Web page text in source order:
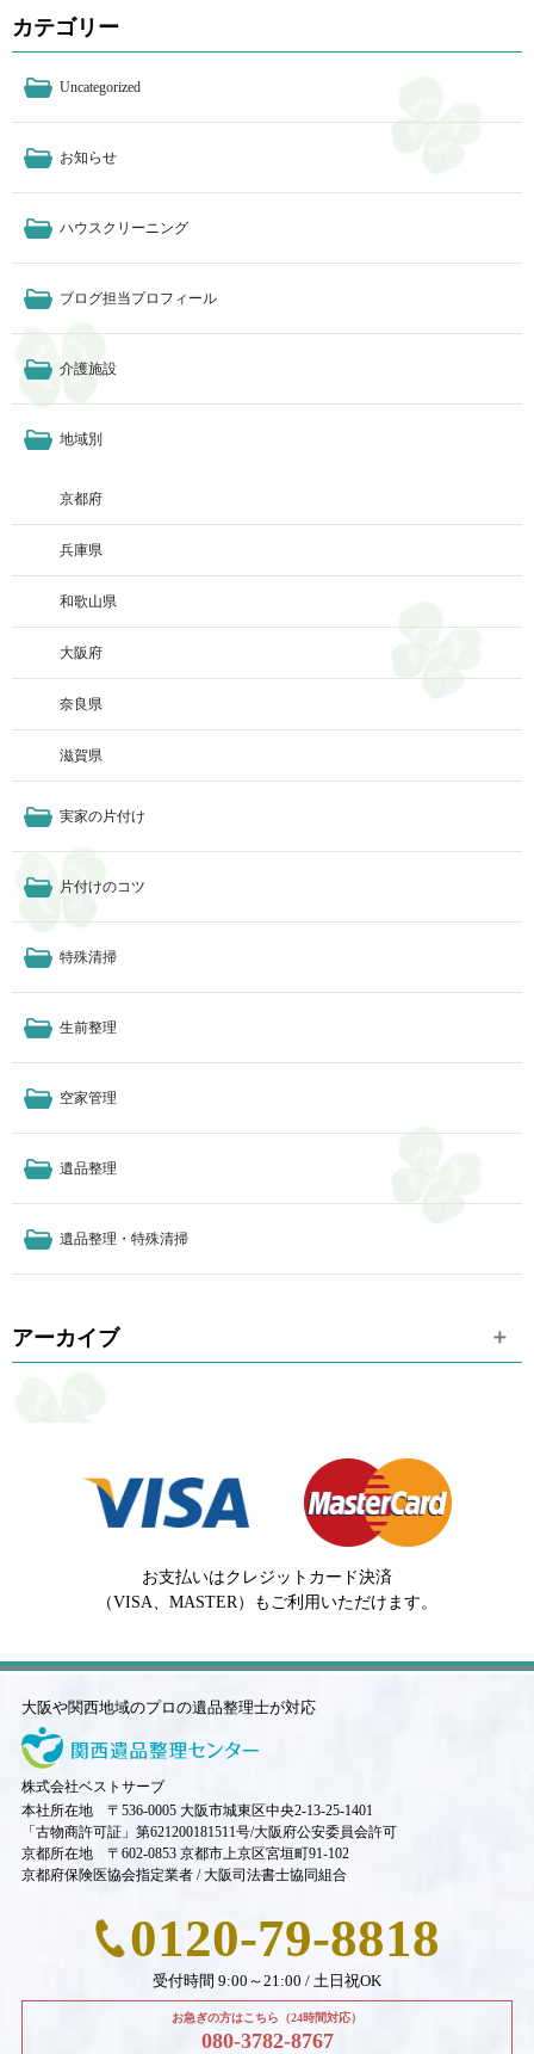
カテゴリー
Uncategorized
お知らせ
ハウスクリーニング
ブログ担当プロフィール
介護施設
地域別
京都府
兵庫県
和歌山県
大阪府
奈良県
滋賀県
実家の片付け
片付けのコツ
特殊清掃
生前整理
空家管理
遺品整理
遺品整理・特殊清掃
アーカイブ
お支払いはクレジットカード決済
（VISA、MASTER）もご利用いただけます。
大阪や関西地域のプロの遺品整理士が対応
株式会社ベストサーブ
本社所在地 〒536-0005 大阪市城東区中央2-13-25-1401
「古物商許可証」第621200181511号/大阪府公安委員会許可
京都所在地 〒602-0853 京都市上京区宮垣町91-102
京都府保険医協会指定業者 / 大阪司法書士協同組合
0120-79-8818
受付時間 9:00～21:00 / 土日祝OK
お急ぎの方はこちら（24時間対応）
080-3782-8767